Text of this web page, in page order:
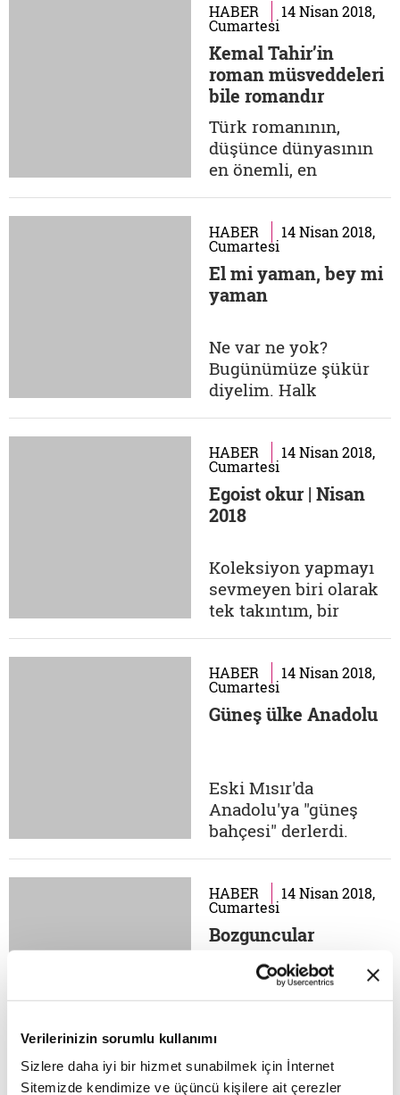
Verilerinizin sorumlu kullanımı
Sizlere daha iyi bir hizmet sunabilmek için İnternet
Sitemizde kendimize ve üçüncü kişilere ait çerezler
hakkındaki
görüşlerini
yazmıştım.
"İngilizlerin icat ettiği
en kötü şey" diyordu
futbol için. Ülkemizin
edebiyatçıları da
kayıtsız kalmamış
tabii ki bu toplu
sosyal trans...
HABER 14 Nisan 2018,
Cumartesi
Kemal Tahir’in
roman müsveddeleri
bile romandır
Türk romanının,
düşünce dünyasının
en önemli, en
Kemal Tahir'dir
şüphesiz. Ortaya attığı
fikirler ve özgün
tezlerle Türk toplum
ufuklar sunan Kemal
Tahir'i, Prof. Dr.
Kurtuluş Kayalı ile
konuştuk....
HABER 14 Nisan 2018,
Cumartesi
El mi yaman, bey mi
yaman
Ne var ne yok?
Bugünümüze şükür
diyelim. Halk
Yakın zamanda
bindim. Zaten, toplu
taşıma vasıtalarını
kullanıyorum.
zaman değiştirirsiniz?
Kendisinden hayır
beklenmeyecek vakte
kadar elimde...
HABER 14 Nisan 2018,
Cumartesi
Egoist okur | Nisan
2018
Koleksiyon yapmayı
sevmeyen biri olarak
tek takıntım, bir
yayınlanmış çocuk
kitapları. Esas
sevdiklerim, 20'lerde,
yayınlananlara da
itirazım olmaz. Bu
kitapları benim gibi
takıntılı bir...
HABER 14 Nisan 2018,
Cumartesi
Güneş ülke Anadolu
Eski Mısır'da
Anadolu'ya "güneş
bahçesi" derlerdi.
ulaşmak, kendilerini
geliştirmek için
gemilere binip
Anadolu'ya gelirlerdi.
Torosların gölgesinde,
gürül gürül akan
soluklanıp bu cennet
ülkede bilgilerini...
HABER 14 Nisan 2018,
Cumartesi
Bozguncular
Nereden aklına
Durup dururken
"Kıymetli üsted!